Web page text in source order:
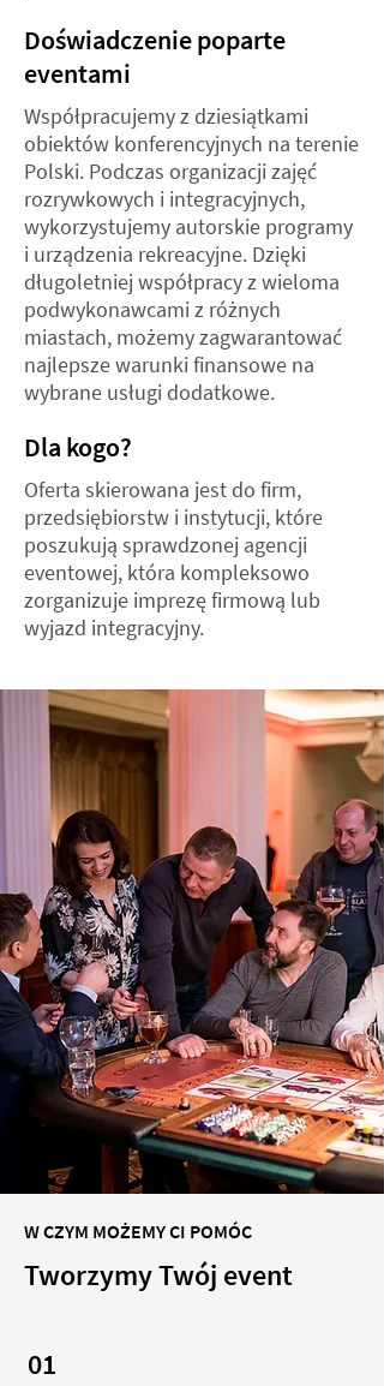
Doświadczenie poparte
eventami
Współpracujemy z dziesiątkami
obiektów konferencyjnych na terenie
Polski. Podczas organizacji zajęć
rozrywkowych i integracyjnych,
wykorzystujemy autorskie programy
i urządzenia rekreacyjne. Dzięki
długoletniej współpracy z wieloma
podwykonawcami z różnych
miastach, możemy zagwarantować
najlepsze warunki finansowe na
wybrane usługi dodatkowe.
Dla kogo?
Oferta skierowana jest do firm,
przedsiębiorstw i instytucji, które
poszukują sprawdzonej agencji
eventowej, która kompleksowo
zorganizuje imprezę firmową lub
wyjazd integracyjny.
W CZYM MOŻEMY CI POMÓC
Tworzymy Twój event
01